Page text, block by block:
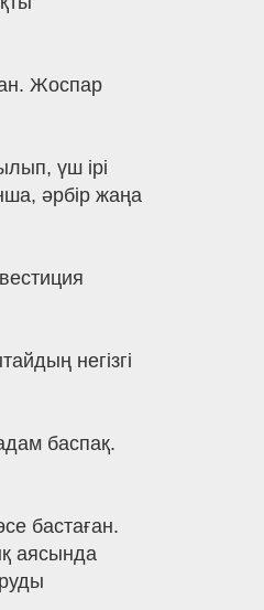
Жоспар
үш ірі
әрбір жаңа
негізгі
баспақ.
бастаған.
аясында